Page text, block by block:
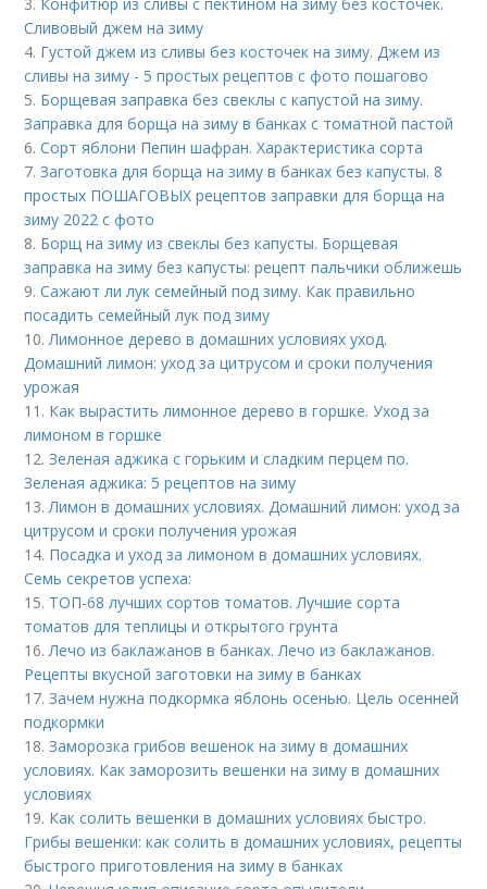
Сливовый джем на зиму
4. Густой джем из сливы без косточек на зиму. Джем из
сливы на зиму - 5 простых рецептов с фото пошагово
5. Борщевая заправка без свеклы с капустой на зиму.
Заправка для борща на зиму в банках с томатной пастой
6.Сорт яблони Пепин шафран. Характеристика сорта
7.Заготовка для борща на зиму в банках без капусты. 8
простых ПОШАГОВЫХ рецептов заправки для борща на
зиму 2022 с фото
8. Борщ на зиму из свеклы без капусты. Борщевая
заправка на зиму без капусты: рецепт пальчики оближешь
9.Сажают ли лук семейный под зиму. Как правильно
посадить семейный лук под зиму
10.Лимонное дерево в домашних условиях уход.
Домашний лимон: уход за цитрусом и сроки получения
урожая
11. Как вырастить лимонное дерево в горшке. Уход за
лимоном в горшке
12.Зеленая аджика с горьким и сладким перцем по.
Зеленая аджика: 5 рецептов на зиму
13.Лимон в домашних условиях. Домашний лимон: уход за
цитрусом и сроки получения урожая
14. Посадка и уход за лимоном в домашних условиях.
Семь секретов успеха:
15. ТОП-68 лучших сортов томатов. Лучшие сорта
томатов для теплицы и открытого грунта
16.Лечо из баклажанов в банках. Лечо из баклажанов.
Рецепты вкусной заготовки на зиму в банках
17.Зачем нужна подкормка яблонь осенью. Цель осенней
подкормки
18.Заморозка грибов вешенок на зиму в домашних
условиях. Как заморозить вешенки на зиму в домашних
условиях
19. Как солить вешенки в домашних условиях быстро.
Грибы вешенки: как солить в домашних условиях, рецепты
быстрого приготовления на зиму в банках